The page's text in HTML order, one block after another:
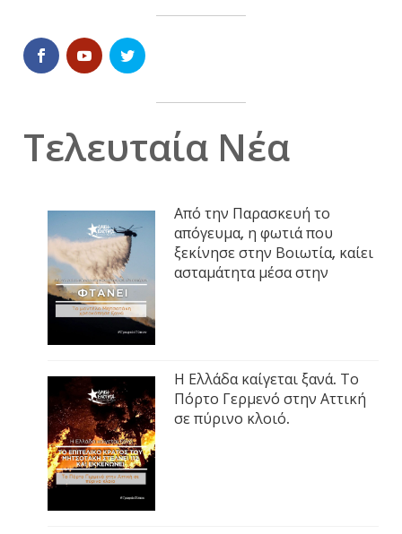
Τελευταία Νέα
Από την Παρασκευή το
απόγευμα, η φωτιά που
ξεκίνησε στην Βοιωτία, καίει
ασταμάτητα μέσα στην
Η Ελλάδα καίγεται ξανά. Το
Πόρτο Γερμενό στην Αττική
σε πύρινο κλοιό.